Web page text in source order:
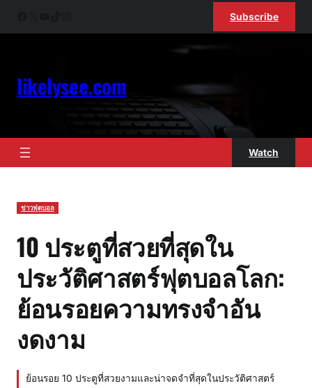
Subscribe
likelysee.com
Watch
ข่าวฟุตบอล
10 ประตูที่สวยที่สุดใน
ประวัติศาสตร์ฟุตบอลโลก:
ย้อนรอยความทรงจำอัน
งดงาม
ย้อนรอย 10 ประตูที่สวยงามและน่าจดจำที่สุดในประวัติศาสตร์